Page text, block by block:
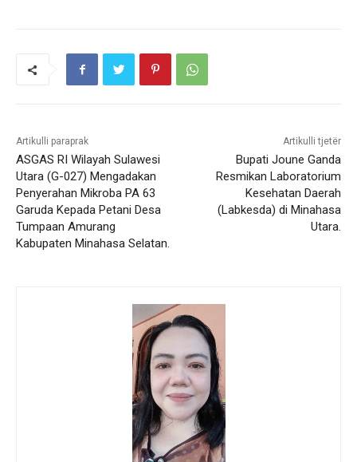
Artikulli paraprak
ASGAS RI Wilayah Sulawesi
Utara (G-027) Mengadakan
Penyerahan Mikroba PA 63
Garuda Kepada Petani Desa
Tumpaan Amurang
Kabupaten Minahasa Selatan.
Artikulli tjetër
Bupati Joune Ganda
Resmikan Laboratorium
Kesehatan Daerah
(Labkesda) di Minahasa
Utara.